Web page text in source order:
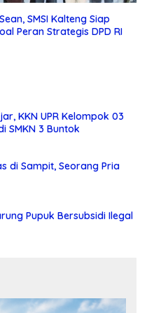
SMSI Kalteng Siap
Peran Strategis DPD RI
KKN UPR Kelompok 03
SMKN 3 Buntok
di Sampit, Seorang Pria
Pupuk Bersubsidi Ilegal